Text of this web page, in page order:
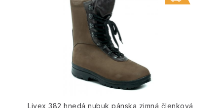
Livex 382 hnedá nubuk pánska zimná členková